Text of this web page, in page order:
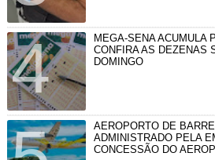
MEGA-SENA ACUMULA
CONFIRA AS DEZENAS
DOMINGO
AEROPORTO DE
ADMINISTRADO PELA
CONCESSÃO DO